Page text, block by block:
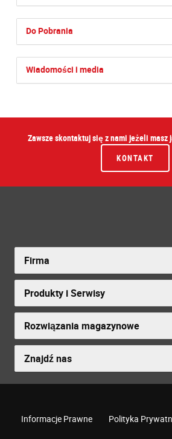
Do Pobrania
Wiadomości i media
Zawsze skontaktuj się z nami jeżeli
KONTAKT
Firma
Produkty i Serwisy
Rozwiązania magazynowe
Znajdź nas
Informacje Prawne Polityka